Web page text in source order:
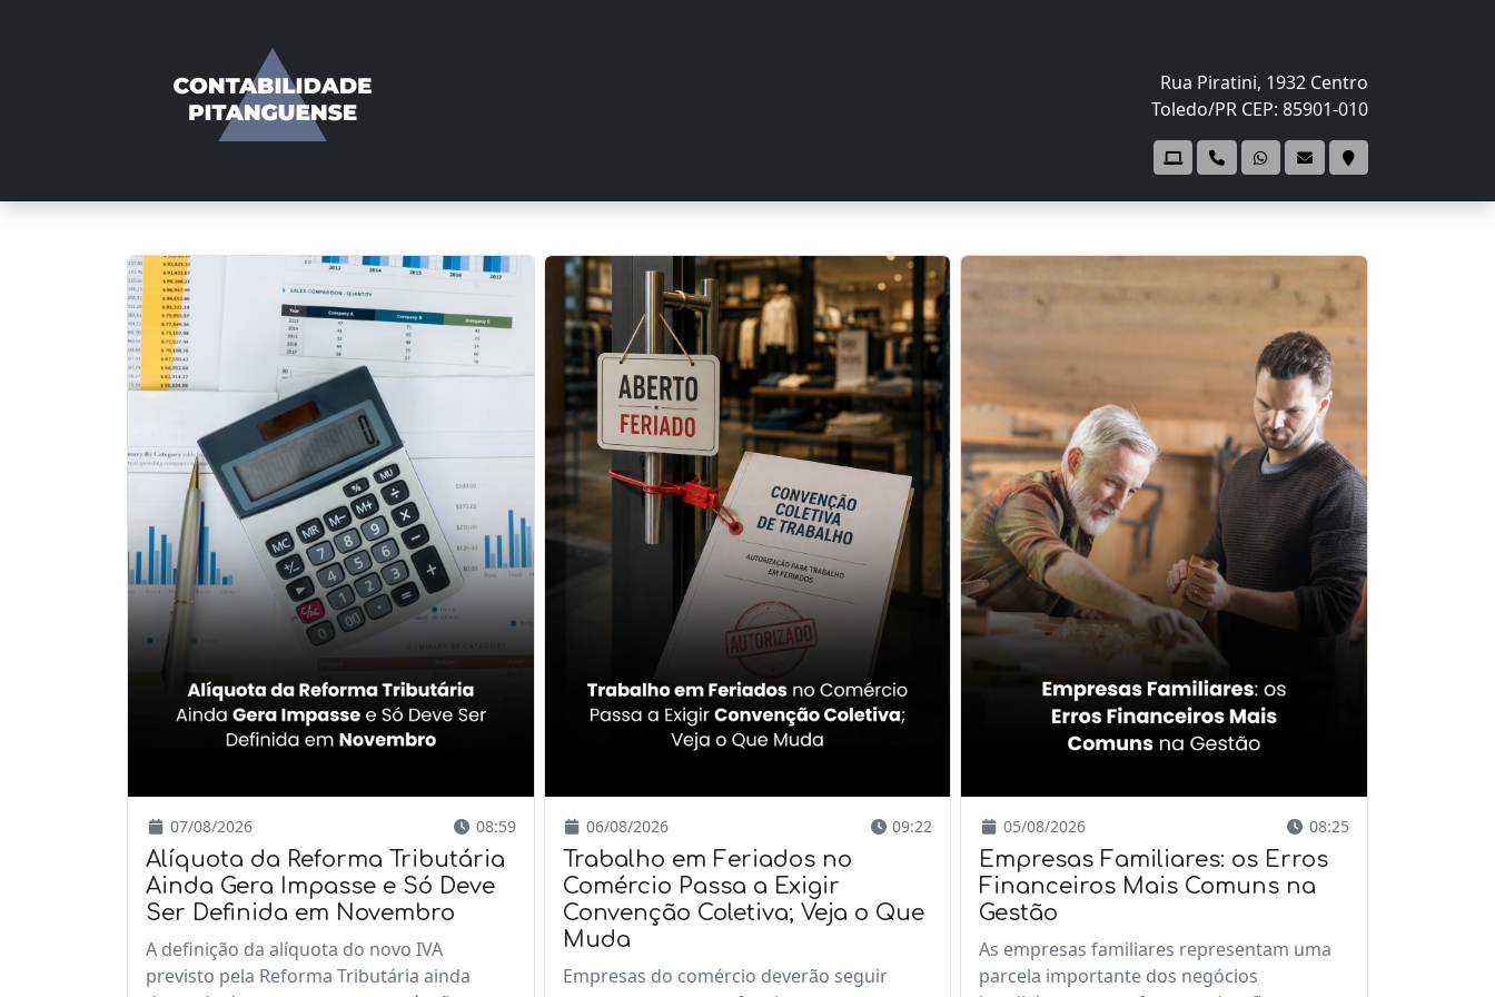
Rua Piratini, 1932 Centro
Toledo/PR CEP: 85901-010
07/08/2026 08:59
Alíquota da Reforma Tributária
Ainda Gera Impasse e Só Deve
Ser Definida em Novembro
A definição da alíquota do novo IVA
previsto pela Reforma Tributária ainda
06/08/2026 09:22
Trabalho em Feriados no
Comércio Passa a Exigir
Convenção Coletiva; Veja o Que
Muda
Empresas do comércio deverão seguir
05/08/2026 08:25
Empresas Familiares: os Erros
Financeiros Mais Comuns na
Gestão
As empresas familiares representam uma
parcela importante dos negócios